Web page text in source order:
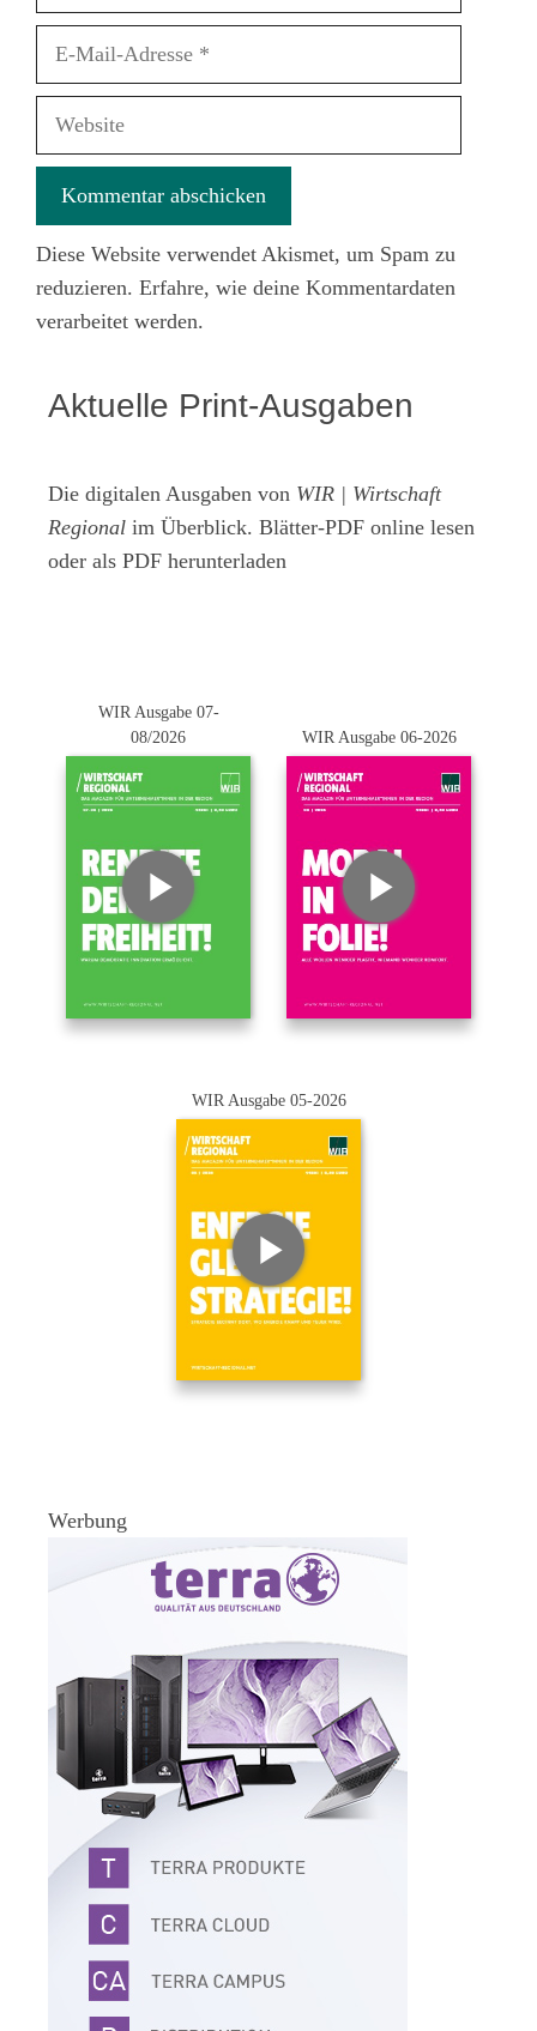
Website
Diese Website verwendet Akismet, um Spam zu
reduzieren. Erfahre, wie deine Kommentardaten
verarbeitet werden.
Aktuelle Print-Ausgaben
Die digitalen Ausgaben von WIR | Wirtschaft
Regional im Überblick. Blätter-PDF online lesen
oder als PDF herunterladen
WIR Ausgabe 07-
08/2026
WIR Ausgabe 06-2026
WIR Ausgabe 05-2026
Werbung